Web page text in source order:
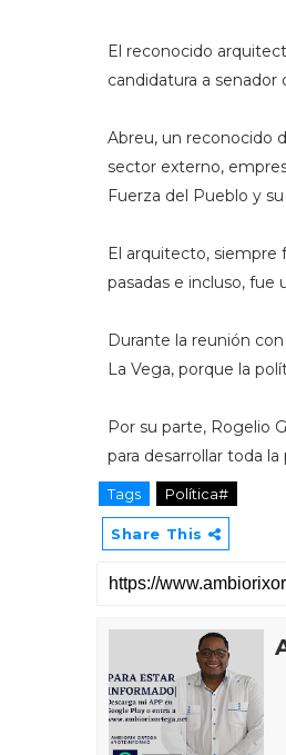
El reconocido
candidatura a senador
Abreu, un reconocido
sector externo,
Fuerza del Pueblo y
El arquitecto, siempre
pasadas e incluso, fue
Durante la reunión
La Vega, porque la
Por su parte, Rogelio
para desarrollar toda
Tags Política#
Share This